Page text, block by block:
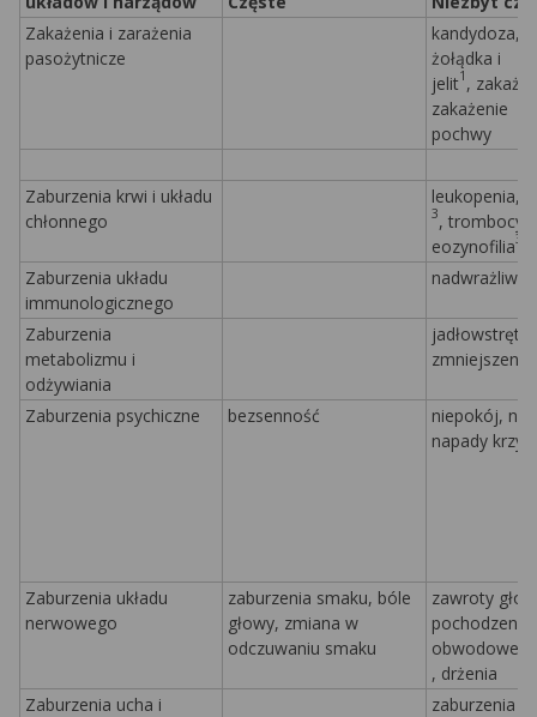
Zakażenia i zarażenia
pasożytnicze
kandydoza,
żołądka i
jelit1 ,
zakażenie
pochwy
Zaburzenia krwi i układu
chłonnego
leukopenia,
3,
eozynofilia3
Zaburzenia układu
immunologicznego
Zaburzenia
metabolizmu i
odżywiania
jadłowstręt,
zmniejszenie
Zaburzenia psychiczne bezsenność
niepokój,
napady
Zaburzenia układu
nerwowego
zaburzenia smaku, bóle
głowy, zmiana w
odczuwaniu smaku
zawroty
pochodzenia
, drżenia
Zaburzenia ucha i
zaburzenia